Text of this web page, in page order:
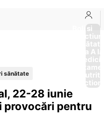
Boli si
Afectiuni
Sănătate
de la A
sănătate
22-28 iunie
pentru